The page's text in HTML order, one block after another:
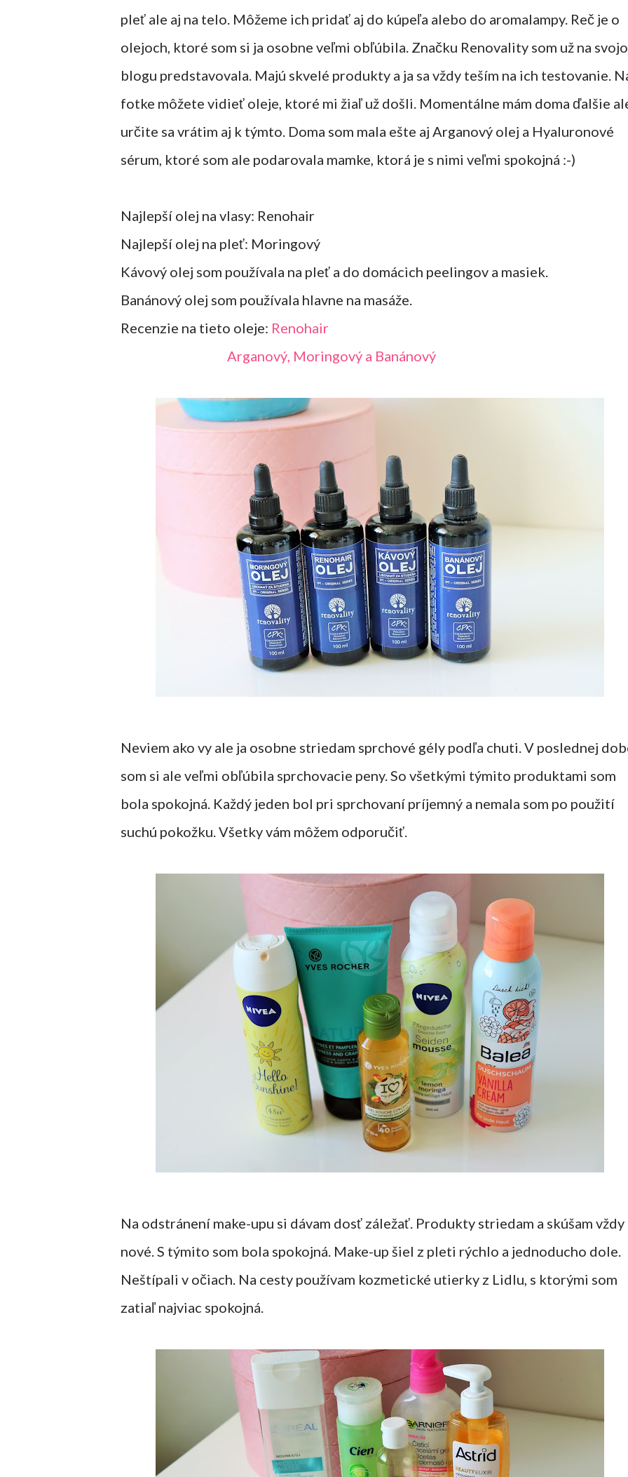
pleť ale aj na telo. Môžeme ich pridať aj do kúpeľa alebo do aromalampy. Reč je o
olejoch, ktoré som si ja osobne veľmi obľúbila. Značku Renovality som už na
blogu predstavovala. Majú skvelé produkty a ja sa vždy teším na ich testovanie.
fotke môžete vidieť oleje, ktoré mi žiaľ už došli. Momentálne mám doma ďalšie
určite sa vrátim aj k týmto. Doma som mala ešte aj Arganový olej a Hyaluronové
sérum, ktoré som ale podarovala mamke, ktorá je s nimi veľmi spokojná :-)
Najlepší olej na vlasy: Renohair
Najlepší olej na pleť: Moringový
Kávový olej som používala na pleť a do domácich peelingov a masiek.
Banánový olej som používala hlavne na masáže.
Recenzie na tieto oleje: Renohair
Arganový, Moringový a Banánový
Neviem ako vy ale ja osobne striedam sprchové gély podľa chuti. V poslednej
som si ale veľmi obľúbila sprchovacie peny. So všetkými týmito produktami som
bola spokojná. Každý jeden bol pri sprchovaní príjemný a nemala som po použití
suchú pokožku. Všetky vám môžem odporučiť.
Na odstránení make-upu si dávam dosť záležať. Produkty striedam a skúšam vždy
nové. S týmito som bola spokojná. Make-up šiel z pleti rýchlo a jednoducho dole.
Neštípali v očiach. Na cesty používam kozmetické utierky z Lidlu, s ktorými som
zatiaľ najviac spokojná.